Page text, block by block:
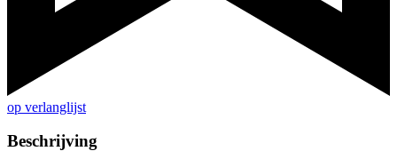
op verlanglijst
Beschrijving